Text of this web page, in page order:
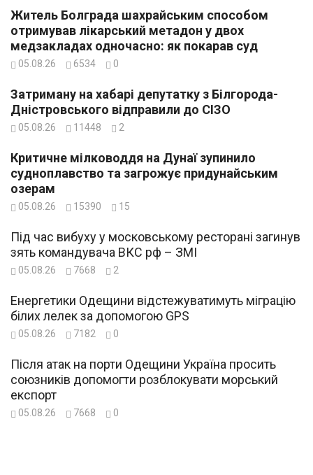
Житель Болграда шахрайським способом
отримував лікарський метадон у двох
медзакладах одночасно: як покарав суд
05.08.26 6534 0
Затриману на хабарі депутатку з Білгорода-
Дністровського відправили до СІЗО
05.08.26 11448 2
Критичне мілководдя на Дунаї зупинило
судноплавство та загрожує придунайським
озерам
05.08.26 15390 15
Під час вибуху у московському ресторані загинув
зять командувача ВКС рф – ЗМІ
05.08.26 7668 2
Енергетики Одещини відстежуватимуть міграцію
білих лелек за допомогою GPS
05.08.26 7182 0
Після атак на порти Одещини Україна просить
союзників допомогти розблокувати морський
експорт
05.08.26 7668 0